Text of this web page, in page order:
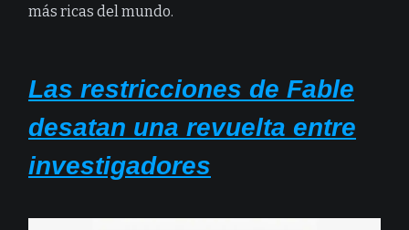
más ricas del mundo.
Las restricciones de Fable
desatan una revuelta entre
investigadores